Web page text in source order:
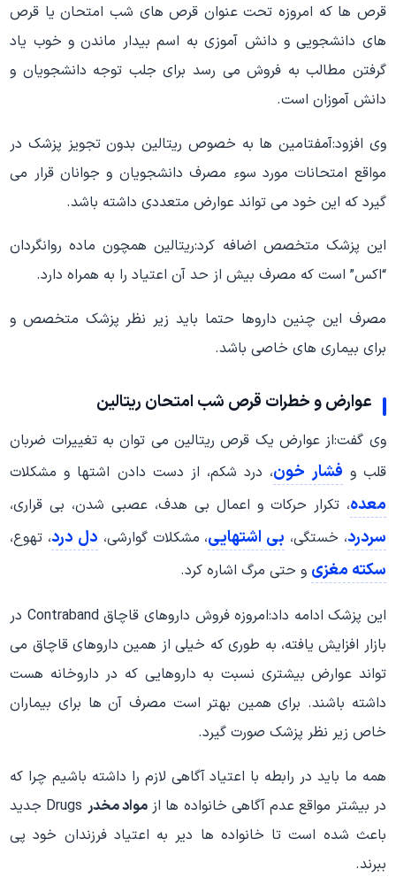
قرص ها که امروزه تحت عنوان قرص های شب امتحان یا قرص
های دانشجویی و دانش آموزی به اسم بیدار ماندن و خوب یاد
گرفتن مطالب به فروش می رسد برای جلب توجه دانشجویان و
دانش آموزان است.
وی افزود:آمفتامین ها به خصوص ریتالین بدون تجویز پزشک در
مواقع امتحانات مورد سوء مصرف دانشجویان و جوانان قرار می
گیرد که این خود می تواند عوارض متعددی داشته باشد.
این پزشک متخصص اضافه کرد:ریتالین همچون ماده روانگردان
“اکس” است که مصرف بیش از حد آن اعتیاد را به همراه دارد.
مصرف این چنین داروها حتما باید زیر نظر پزشک متخصص و
برای بیماری های خاصی باشد.
عوارض و خطرات قرص شب امتحان ریتالین
وی گفت:از عوارض یک قرص ریتالین می توان به تغییرات ضربان
قلب و فشار خون، درد شکم، از دست دادن اشتها و مشکلات
معده، تکرار حرکات و اعمال بی هدف، عصبی شدن، بی قراری،
سردرد، خستگی، بی اشتهایی، مشکلات گوارشی، دل درد، تهوع،
سکته مغزی و حتی مرگ اشاره کرد.
این پزشک ادامه داد:امروزه فروش داروهای قاچاق Contraband در
بازار افزایش یافته، به طوری که خیلی از همین داروهای قاچاق می
تواند عوارض بیشتری نسبت به داروهایی که در داروخانه هست
داشته باشند. برای همین بهتر است مصرف آن ها برای بیماران
خاص زیر نظر پزشک صورت گیرد.
همه ما باید در رابطه با اعتیاد آگاهی لازم را داشته باشیم چرا که
در بیشتر مواقع عدم آگاهی خانواده ها ازمواد مخدر
Drugs جدید
باعث شده است تا خانواده ها دیر به اعتیاد فرزندان خود پی
ببرند.